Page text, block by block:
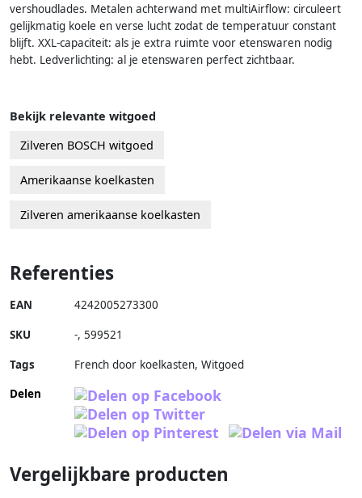
vershoudlades. Metalen achterwand met multiAirflow: circuleert
gelijkmatig koele en verse lucht zodat de temperatuur constant
blijft. XXL-capaciteit: als je extra ruimte voor etenswaren nodig
hebt. Ledverlichting: al je etenswaren perfect zichtbaar.
Bekijk relevante witgoed
Zilveren BOSCH witgoed
Amerikaanse koelkasten
Zilveren amerikaanse koelkasten
Referenties
EAN 4242005273300
SKU -, 599521
Tags
French door koelkasten, Witgoed
Delen
Vergelijkbare producten